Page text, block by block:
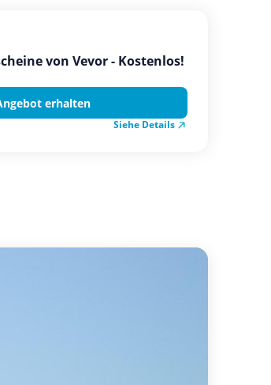
von Vevor - Kostenlos!
erhalten
Siehe Details